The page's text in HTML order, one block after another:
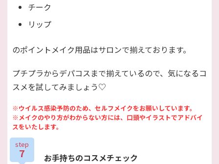
チーク
リップ
のポイントメイク用品はサロンで揃えております。
プチプラからデパコスまで揃えているので、気になるコ
スメを試してみましょう♡
※ウイルス感染予防のため、セルフメイクをお願いしています。
※メイクのやり方がわからない方には、口頭やイラストでアドバイ
スをいたします。
step
7 お手持ちのコスメチェック